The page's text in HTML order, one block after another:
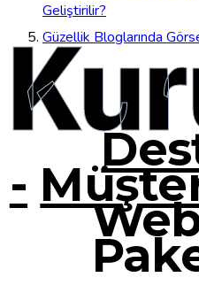
Geliştirilir?
Güzellik Bloglarında
-